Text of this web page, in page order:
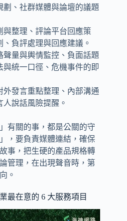
劃、社群媒體與論壇的議題
與整理、評論平台回應策
負評處理與回應建議。
聲量與輿情監控、負面話題
與統一口徑、危機事件的即
外發言重點整理、內部溝通
人說話風險提醒。
有關的事，都是公關的守
，要負責媒體連結，確保
事，把生硬的產品規格轉
管理，在出現聲音時，第
。
最在意的 6 大服務項目